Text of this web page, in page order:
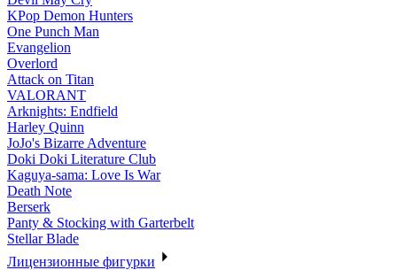
KPop Demon Hunters
One Punch Man
Evangelion
Overlord
Attack on Titan
VALORANT
Arknights: Endfield
Harley Quinn
JoJo's Bizarre Adventure
Doki Doki Literature Club
Kaguya-sama: Love Is War
Death Note
Berserk
Panty & Stocking with Garterbelt
Stellar Blade
Лицензионные фигурки